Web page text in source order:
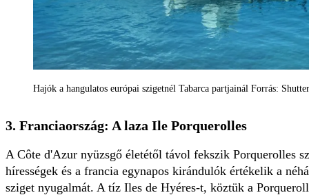
Hajók a hangulatos európai szigetnél Tabarca partjainál Forrás:
3. Franciaország: A laza Ile Porquerolles
A Côte d'Azur nyüzsgő életétől távol fekszik Porquerolles
hírességek és a francia egynapos kirándulók értékelik a
sziget nyugalmát. A tíz Iles de Hyéres-t, köztük a